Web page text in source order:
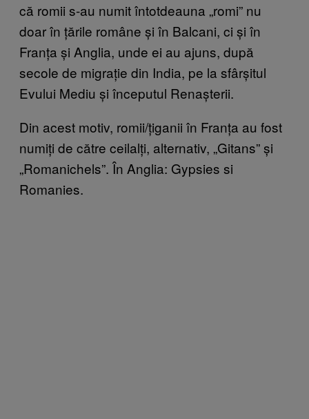
că romii s-au numit întotdeauna „romi” nu
doar în țările române și în Balcani, ci și în
Franța și Anglia, unde ei au ajuns, după
secole de migrație din India, pe la sfârșitul
Evului Mediu și începutul Renașterii.
Din acest motiv, romii/țiganii în Franța au fost
numiți de către ceilalți, alternativ, „Gitans” și
„Romanichels”. În Anglia: Gypsies si
Romanies.